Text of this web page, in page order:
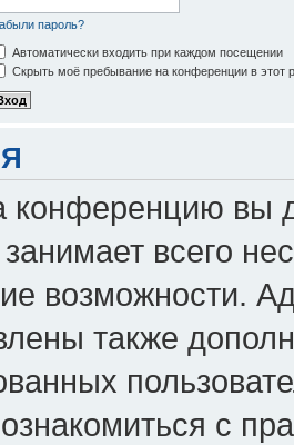
пароль?
Автоматически входить при каждом посещении
Скрыть моё пребывание на конференции в этот
конференцию вы
всего
возможности.
также
с